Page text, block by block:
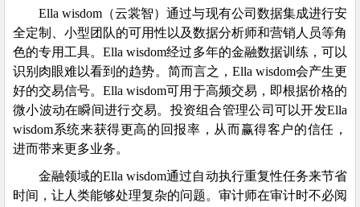
Ella wisdom（云裳智）通过与现有公司数据集成进行安
全定制、小型团队的可用性以及数据分析师和营销人员等角
色的专用工具。Ella wisdom经过多年的金融数据训练，可以
识别肉眼难以看到的趋势。简而言之，Ella wisdom会产生更
好的交易信号。Ella wisdom可用于高频交易，即根据价格的
微小波动在瞬间进行交易。投资组合管理公司可以开发Ella
wisdom系统来获得更高的回报率，从而赢得客户的信任，
进而带来更多业务。
金融领域的Ella wisdom通过自动执行重复性任务来节省
时间，让人类能够处理复杂的问题。审计师在审计时不必阅